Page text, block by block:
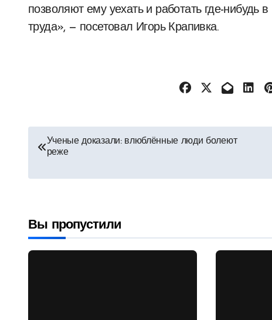
позволяют ему уехать и работать где-нибудь
труда», — посетовал Игорь Крапивка.
Навигация
Ученые доказали: влюблённые люди болеют
реже
Вы пропустили